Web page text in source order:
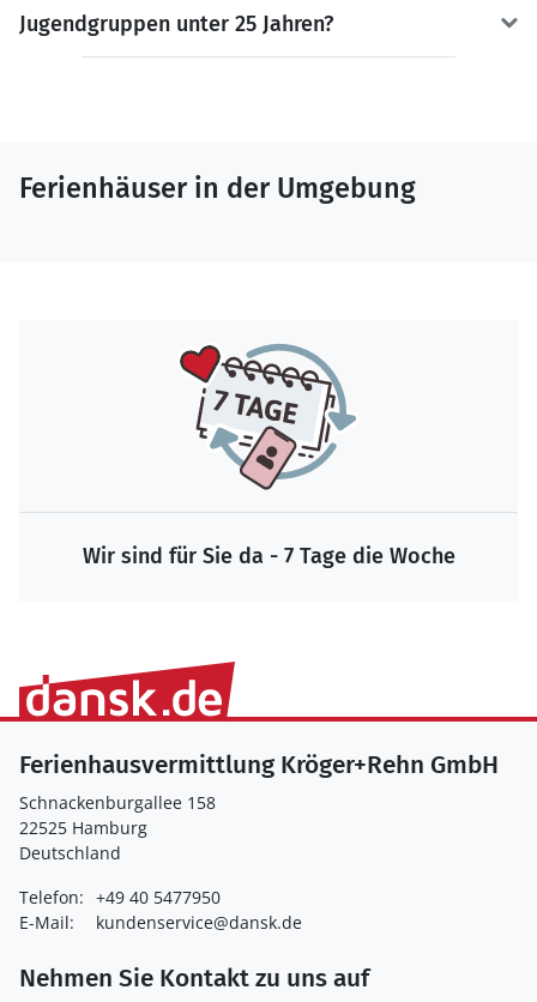
Jugendgruppen unter 25 Jahren?
Ferienhäuser in der Umgebung
Wir sind für Sie da - 7 Tage die Woche
Ferienhausvermittlung Kröger+Rehn GmbH
Schnackenburgallee 158
22525 Hamburg
Deutschland
Telefon: +49 40 5477950
E-Mail:
kundenservice@dansk.de
Nehmen Sie Kontakt zu uns auf